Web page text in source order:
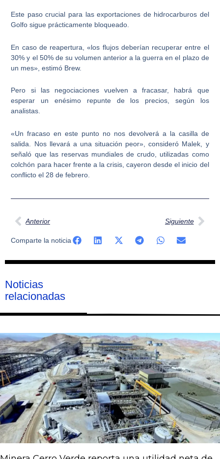
Este paso crucial para las exportaciones de hidrocarburos del
Golfo sigue prácticamente bloqueado.
En caso de reapertura, «los flujos deberían recuperar entre el
30% y el 50% de su volumen anterior a la guerra en el plazo de
un mes», estimó Brew.
Pero si las negociaciones vuelven a fracasar, habrá que
esperar un enésimo repunte de los precios, según los
analistas.
«Un fracaso en este punto no nos devolverá a la casilla de
salida. Nos llevará a una situación peor», consideró Malek, y
señaló que las reservas mundiales de crudo, utilizadas como
colchón para hacer frente a la crisis, cayeron desde el inicio del
conflicto el 28 de febrero.
Ant
Anterior Siguiente
Comparte la noticia
Noticias
relacionadas
Página
Página
Página
Página
Página